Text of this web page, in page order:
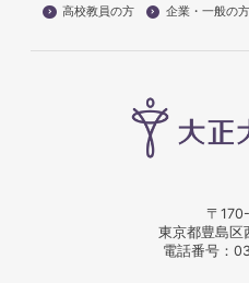
高校教員の方
企業・一般の方
〒
東京都豊島
電話番号：